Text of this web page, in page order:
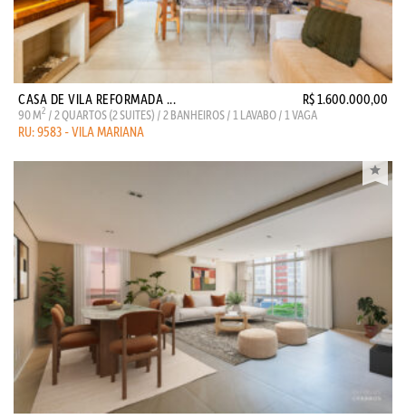
CASA DE VILA REFORMADA ... R$ 1.600.000,00
90 M2 / 2 QUARTOS (2 SUITES) / 2 BANHEIROS / 1 LAVABO / 1 VAGA
RU: 9583 - VILA MARIANA